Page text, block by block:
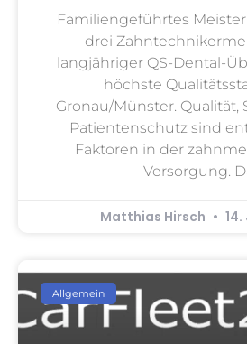
Familiengeführtes
drei
langjähriger QS-Dental-
höchste
Gronau/Münster. Qualität,
Patientenschutz sind
Faktoren in der
Versorgung.
Matthias Hirsch
Allgemein